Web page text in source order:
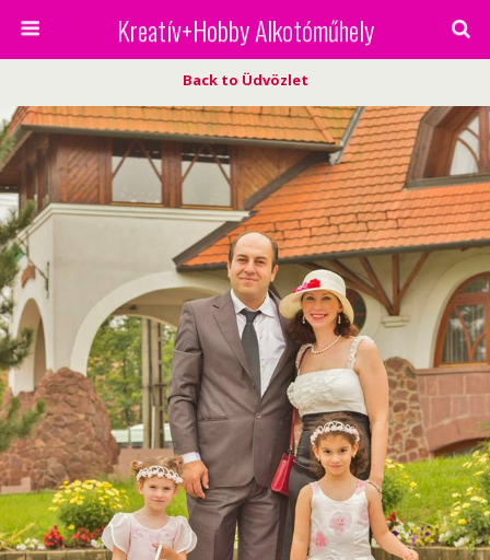
Kreatív+Hobby Alkotóműhely
Back to Üdvözlet